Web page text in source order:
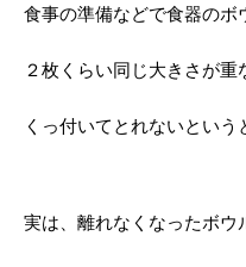
食事の準備などで食器のボ
２枚くらい同じ大きさが重
くっ付いてとれないという
実は、離れなくなったボウ